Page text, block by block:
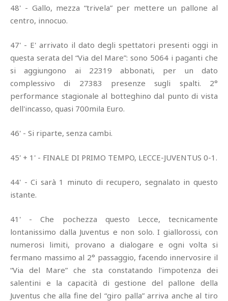
48' - Gallo, mezza “trivela” per mettere un pallone al
centro, innocuo.
47' - E' arrivato il dato degli spettatori presenti oggi in
questa serata del “Via del Mare”: sono 5064 i paganti che
si aggiungono ai 22319 abbonati, per un dato
complessivo di 27383 presenze sugli spalti. 2°
performance stagionale al botteghino dal punto di vista
dell'incasso, quasi 700mila Euro.
46' - Si riparte, senza cambi.
45' + 1' - FINALE DI PRIMO TEMPO, LECCE-JUVENTUS 0-1.
44' - Ci sarà 1 minuto di recupero, segnalato in questo
istante.
41' - Che pochezza questo Lecce, tecnicamente
lontanissimo dalla Juventus e non solo. I giallorossi, con
numerosi limiti, provano a dialogare e ogni volta si
fermano massimo al 2° passaggio, facendo innervosire il
“Via del Mare” che sta constatando l'impotenza dei
salentini e la capacità di gestione del pallone della
Juventus che alla fine del “giro palla” arriva anche al tiro